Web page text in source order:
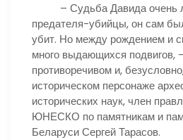
– Судьба Давида очень
предателя-убийцы, он сам
убит. Но между рождением и
много выдающихся подвигов,
противоречивом и,
историческом персонаже
исторических наук, член
ЮНЕСКО по памятникам и
Беларуси Сергей Тарасов.